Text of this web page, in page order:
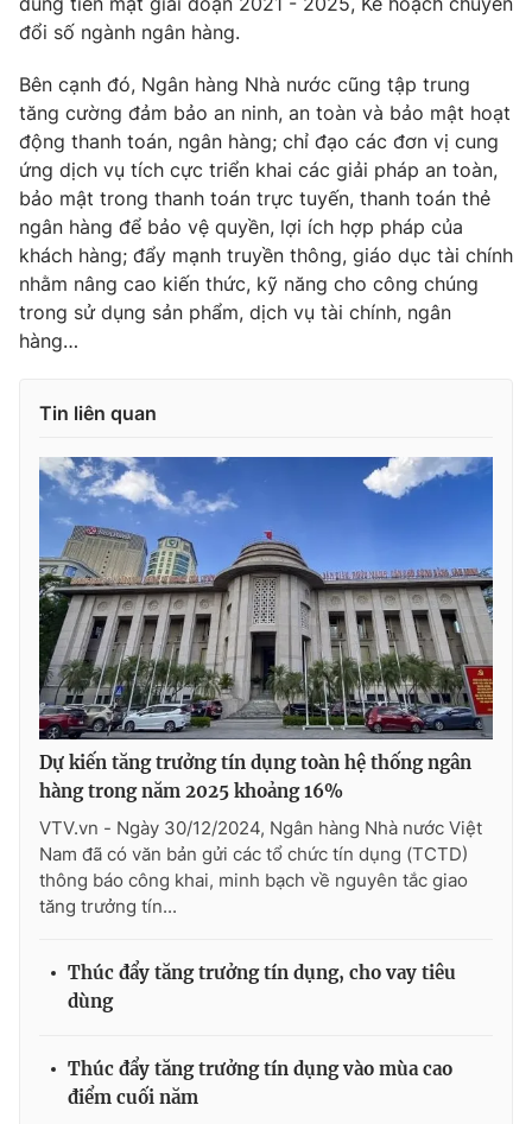
đổi số ngành ngân hàng.
Bên cạnh đó, Ngân hàng Nhà nước cũng tập trung
tăng cường đảm bảo an ninh, an toàn và bảo mật hoạt
động thanh toán, ngân hàng; chỉ đạo các đơn vị cung
ứng dịch vụ tích cực triển khai các giải pháp an toàn,
bảo mật trong thanh toán trực tuyến, thanh toán thẻ
ngân hàng để bảo vệ quyền, lợi ích hợp pháp của
khách hàng; đẩy mạnh truyền thông, giáo dục tài chính
nhằm nâng cao kiến thức, kỹ năng cho công chúng
trong sử dụng sản phẩm, dịch vụ tài chính, ngân
hàng…
Tin liên quan
Dự kiến tăng trưởng tín dụng toàn hệ thống ngân
hàng trong năm 2025 khoảng 16%
VTV.vn - Ngày 30/12/2024, Ngân hàng Nhà nước Việt
Nam đã có văn bản gửi các tổ chức tín dụng (TCTD)
thông báo công khai, minh bạch về nguyên tắc giao
tăng trưởng tín...
Thúc đẩy tăng trưởng tín dụng, cho vay tiêu
dùng
Thúc đẩy tăng trưởng tín dụng vào mùa cao
điểm cuối năm